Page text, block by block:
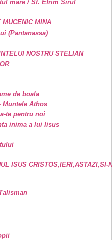
mare / Sf. Efrim Sirul
MUCENIC MINA
(Pantanassa)
NOSTRU STELIAN
de boala
Athos
te pentru noi
inima a lui Iisus
ISUS CRISTOS,IERI,ASTAZI,SI-